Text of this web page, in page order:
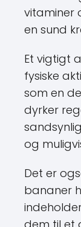
vitaminer
en sund
Et vigtigt
fysiske
som en
dyrker
og
Det er
bananer
dem til et